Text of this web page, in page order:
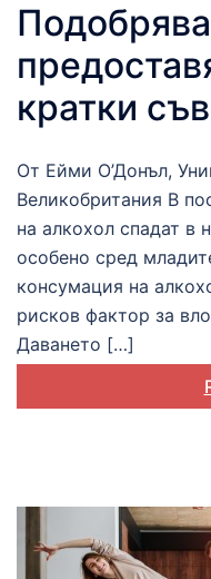
кратки
мнения на
пациенти
От Ейми О’Донъл,
Великобритания В
на алкохол спадат в
особено сред
консумация на
рисков фактор за
Даването […]